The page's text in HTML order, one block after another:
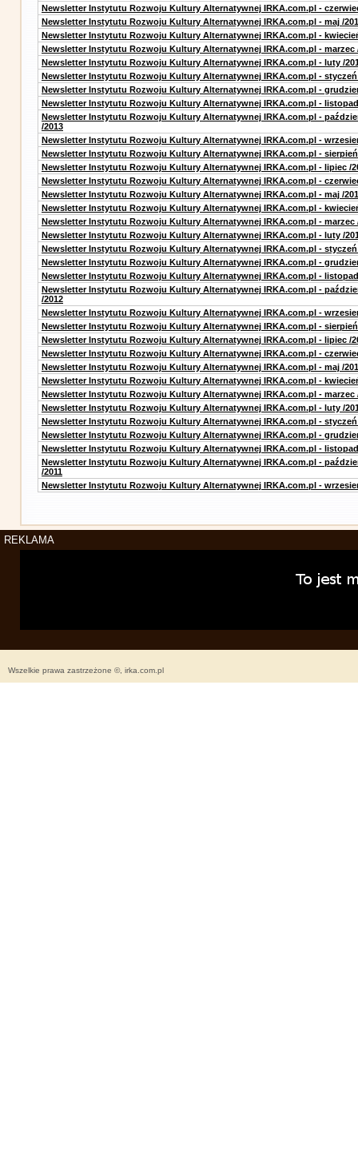
Newsletter Instytutu Rozwoju Kultury Alternatywnej IRKA.com.pl -
Newsletter Instytutu Rozwoju Kultury Alternatywnej IRKA.com.pl - maj /
Newsletter Instytutu Rozwoju Kultury Alternatywnej IRKA.com.pl -
Newsletter Instytutu Rozwoju Kultury Alternatywnej IRKA.com.pl - marzec
Newsletter Instytutu Rozwoju Kultury Alternatywnej IRKA.com.pl - luty /
Newsletter Instytutu Rozwoju Kultury Alternatywnej IRKA.com.pl - styczeń
Newsletter Instytutu Rozwoju Kultury Alternatywnej IRKA.com.pl -
Newsletter Instytutu Rozwoju Kultury Alternatywnej IRKA.com.pl - listopad
Newsletter Instytutu Rozwoju Kultury Alternatywnej IRKA.com.pl -
/2013
Newsletter Instytutu Rozwoju Kultury Alternatywnej IRKA.com.pl -
Newsletter Instytutu Rozwoju Kultury Alternatywnej IRKA.com.pl - sierpień
Newsletter Instytutu Rozwoju Kultury Alternatywnej IRKA.com.pl - lipiec /
Newsletter Instytutu Rozwoju Kultury Alternatywnej IRKA.com.pl -
Newsletter Instytutu Rozwoju Kultury Alternatywnej IRKA.com.pl - maj /
Newsletter Instytutu Rozwoju Kultury Alternatywnej IRKA.com.pl -
Newsletter Instytutu Rozwoju Kultury Alternatywnej IRKA.com.pl - marzec
Newsletter Instytutu Rozwoju Kultury Alternatywnej IRKA.com.pl - luty /
Newsletter Instytutu Rozwoju Kultury Alternatywnej IRKA.com.pl - styczeń
Newsletter Instytutu Rozwoju Kultury Alternatywnej IRKA.com.pl -
Newsletter Instytutu Rozwoju Kultury Alternatywnej IRKA.com.pl - listopad
Newsletter Instytutu Rozwoju Kultury Alternatywnej IRKA.com.pl -
/2012
Newsletter Instytutu Rozwoju Kultury Alternatywnej IRKA.com.pl -
Newsletter Instytutu Rozwoju Kultury Alternatywnej IRKA.com.pl - sierpień
Newsletter Instytutu Rozwoju Kultury Alternatywnej IRKA.com.pl - lipiec /
Newsletter Instytutu Rozwoju Kultury Alternatywnej IRKA.com.pl -
Newsletter Instytutu Rozwoju Kultury Alternatywnej IRKA.com.pl - maj /
Newsletter Instytutu Rozwoju Kultury Alternatywnej IRKA.com.pl -
Newsletter Instytutu Rozwoju Kultury Alternatywnej IRKA.com.pl - marzec
Newsletter Instytutu Rozwoju Kultury Alternatywnej IRKA.com.pl - luty /
Newsletter Instytutu Rozwoju Kultury Alternatywnej IRKA.com.pl - styczeń
Newsletter Instytutu Rozwoju Kultury Alternatywnej IRKA.com.pl -
Newsletter Instytutu Rozwoju Kultury Alternatywnej IRKA.com.pl - listopad
Newsletter Instytutu Rozwoju Kultury Alternatywnej IRKA.com.pl -
/2011
Newsletter Instytutu Rozwoju Kultury Alternatywnej IRKA.com.pl -
REKLAMA
Wszelkie prawa zastrzeżone ©, irka.com.pl